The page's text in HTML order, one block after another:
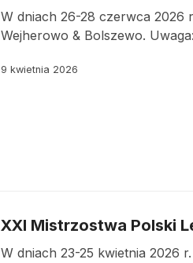
W dniach 26-28 czerwca 2026
Wejherowo & Bolszewo.
9 kwietnia 2026
XXI Mistrzostwa Polski
W dniach 23-25 kwietnia 2026